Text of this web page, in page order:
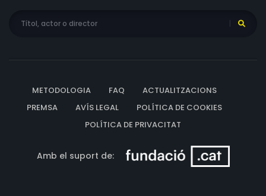
METODOLOGIA FAQ
ACTUALITZACIONS
PREMSA
AVÍS LEGAL
POLÍTICA DE COOKIES
POLÍTICA DE PRIVACITAT
Amb el suport de: